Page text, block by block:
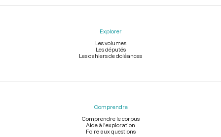
Explorer
Les volumes
Les députés
Les cahiers de doléances
Comprendre
Comprendre le corpus
Aide à l'exploration
Foire aux questions